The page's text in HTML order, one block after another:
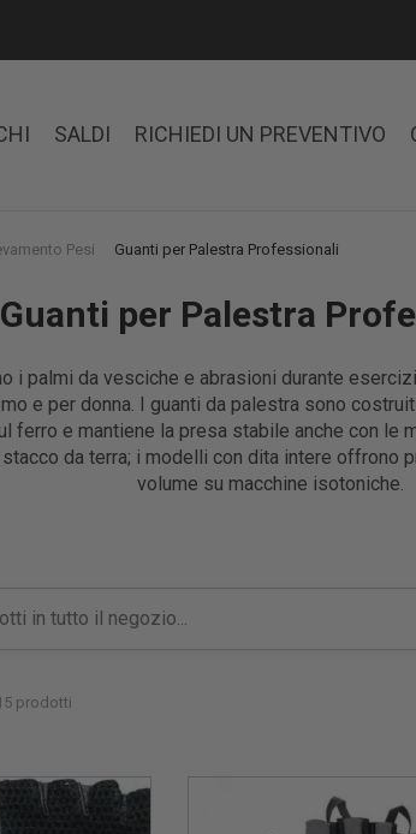
SALDI RICHIEDI UN PREVENTIVO
Pesi Guanti per Palestra Professionali
Guanti per Palestra
i palmi da vesciche e abrasioni durante
e per donna. I guanti da palestra sono
ferro e mantiene la presa stabile anche con le
da terra; i modelli con dita intere offrono
volume su macchine isotoniche.
prodotti